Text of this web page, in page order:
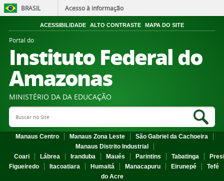
BRASIL Acesso à informação
ACESSIBILIDADE ALTO CONTRASTE MAPA DO SITE
Portal do
Instituto Federal do
Amazonas
MINISTÉRIO DA DA EDUCAÇÃO
Search Site
Manaus Centro Manaus Zona Leste
São Gabriel da Cachoeira
Manaus Distrito Industrial
Coari
Lábrea Iranduba Maués Parintins Tabatinga
Figueiredo
Itacoatiara Humaitá Manacapuru Eirunepé
Tefé
do Acre